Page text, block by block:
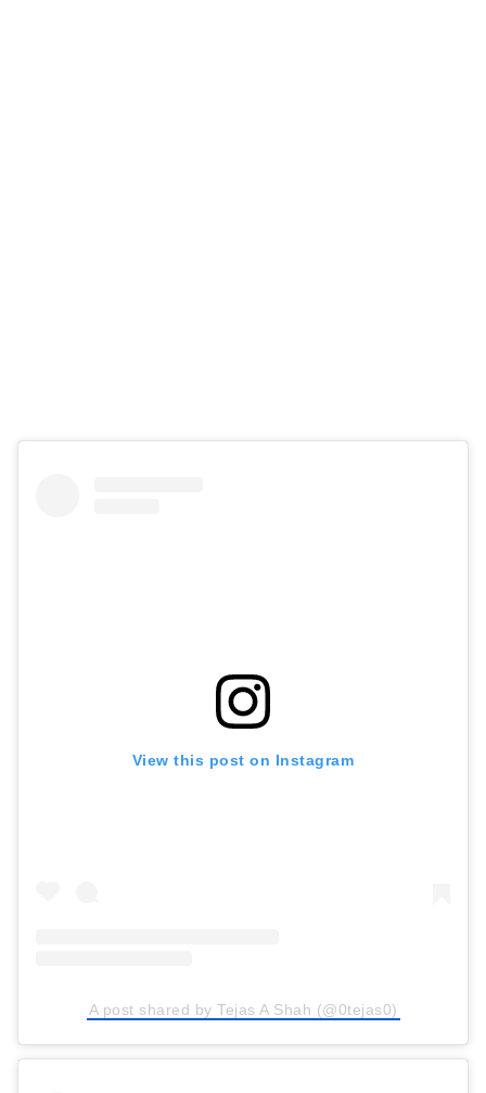
View this post on Instagram
A post shared by Tejas A Shah (@0tejas0)